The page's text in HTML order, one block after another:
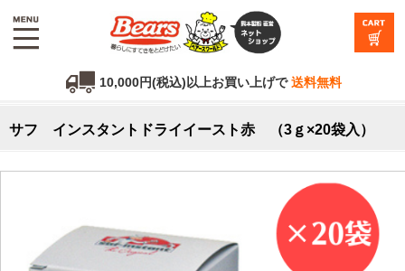
10,000円(税込)以上お買い上げで送料無料
サフ インスタントドライイースト赤 （3ｇ×20袋入）